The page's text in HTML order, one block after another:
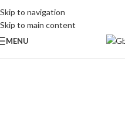
Skip to navigation
Skip to main content
MENU